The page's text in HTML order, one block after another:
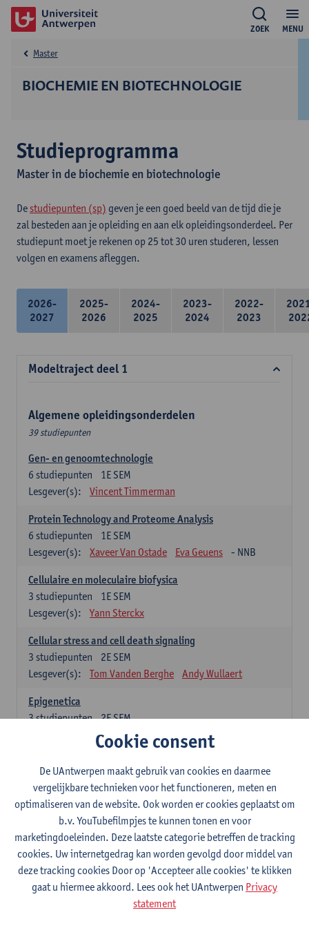
MENU
ZOEK
BIOCHEMIE EN BIOTECHNOLOGIE
Master
Studieprogramma
Master in de biochemie en biotechnologie
De studiepunten (sp) geven je een goed beeld van de tijd die je
zal besteden aan je opleiding en aan elk opleidingsonderdeel. Per
studiepunt moet je rekenen op 25 tot 30 uren studeren, lessen
volgen en examens afleggen.
2026-
2027
2025-
2026
2024-
2025
2023-
2024
2022-
2023
Modeltraject deel 1
Algemene opleidingsonderdelen
39 studiepunten
Gen- en genoomtechnologie
1E SEM
6 studiepunten
Lesgever(s):
Vincent Timmerman
Protein Technology and Proteome Analysis
1E SEM
6 studiepunten
Lesgever(s):
Xaveer Van Ostade Eva Geuens - NNB
Cellulaire en moleculaire biofysica
1E SEM
3 studiepunten
Lesgever(s):
Yann Sterckx
Cellular stress and cell death signaling
2E SEM
3 studiepunten
Lesgever(s):
Tom Vanden Berghe Andy Wullaert
Epigenetica
2E SEM
3studiepunten
Wim Vanden Berghe
2E SEM
studiepunten
Lesgever(s):
Erik Fransen Kris Laukens
Laboratory Animal Science (core module)
2E SEM
6studiepunten
Lesgever(s):
Chris Van Ginneken Debby Van Dam
Bio-ethics
Cookie consent
De UAntwerpen maakt gebruik van cookies en daarmee
vergelijkbare technieken voor het functioneren, meten en
optimaliseren van de website. Ook worden er cookies geplaatst om
b.v. YouTubefilmpjes te kunnen tonen en voor
marketingdoeleinden. Deze laatste categorie betreffen de tracking
cookies. Uw internetgedrag kan worden gevolgd door middel van
deze tracking cookies Door op 'Accepteer alle cookies' te klikken
gaat u hiermee akkoord. Lees ook het UAntwerpen Privacy
statement